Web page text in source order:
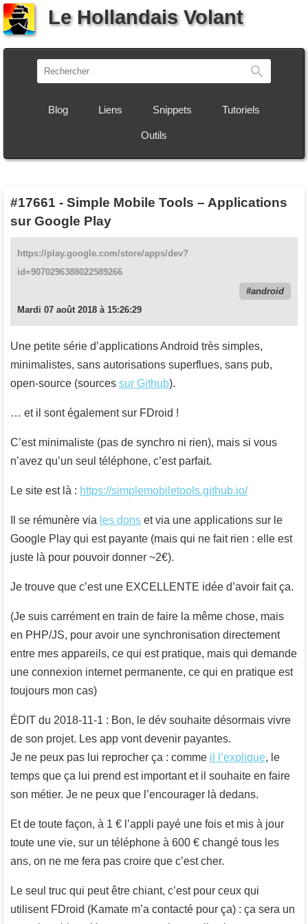
Le Hollandais Volant
Blog Liens Snippets Tutoriels
Outils
#17661 - Simple Mobile Tools – Applications
sur Google Play
https://play.google.com/store/apps/dev?
id=9070296388022589266
android
Mardi 07 août 2018 à 15:26:29
Une petite série d’applications Android très simples,
minimalistes, sans autorisations superflues, sans pub,
open-source (sources sur Github).
… et il sont également sur FDroid !
C’est minimaliste (pas de synchro ni rien), mais si vous
n’avez qu’un seul téléphone, c’est parfait.
Le site est là : https://simplemobiletools.github.io/
Il se rémunère via les dons et via une applications sur le
Google Play qui est payante (mais qui ne fait rien : elle est
juste là pour pouvoir donner ~2€).
Je trouve que c’est une EXCELLENTE idée d’avoir fait ça.
(Je suis carrément en train de faire la même chose, mais
en PHP/JS, pour avoir une synchronisation directement
entre mes appareils, ce qui est pratique, mais qui demande
une connexion internet permanente, ce qui en pratique est
toujours mon cas)
ÉDIT du 2018-11-1 : Bon, le dév souhaite désormais vivre
de son projet. Les app vont devenir payantes.
Je ne peux pas lui reprocher ça : comme il l’explique, le
temps que ça lui prend est important et il souhaite en faire
son métier. Je ne peux que l’encourager là dedans.
Et de toute façon, à 1 € l’appli payé une fois et mis à jour
toute une vie, sur un téléphone à 600 € changé tous les
ans, on ne me fera pas croire que c’est cher.
Le seul truc qui peut être chiant, c’est pour ceux qui
utilisent FDroid (Kamate m’a contacté pour ça) : ça sera un